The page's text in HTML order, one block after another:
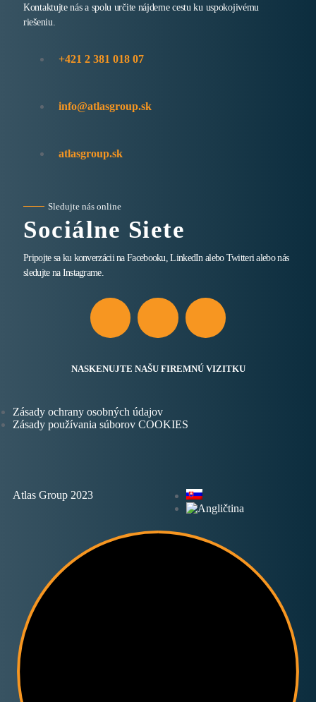
Kontaktujte nás a spolu určite nájdeme cestu ku uspokojivému
riešeniu.
+421 2 381 018 07
info@atlasgroup.sk
atlasgroup.sk
Sledujte nás online
Sociálne Siete
Pripojte sa ku konverzácii na Facebooku, LinkedIn alebo Twitteri alebo nás
sledujte na Instagrame.
NASKENUJTE NAŠU FIREMNÚ VIZITKU
Zásady ochrany osobných údajov
Zásady používania súborov COOKIES
Atlas Group 2023